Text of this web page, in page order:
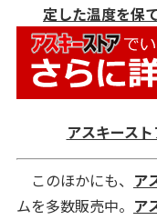
定した温度を保
アスキース
このほかにも、 ア
ムを多数販売中。 ア